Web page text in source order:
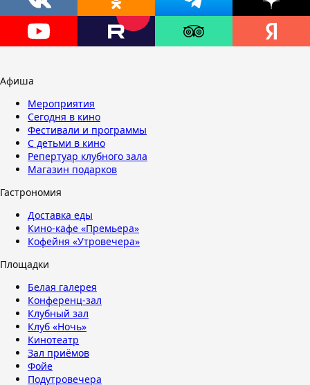
Афиша
Мероприятия
Сегодня в кино
Фестивали и программы
С детьми в кино
Репертуар клубного зала
Магазин подарков
Гастрономия
Доставка еды
Кино-кафе «Премьера»
Кофейня «Утровечера»
Площадки
Белая галерея
Конференц-зал
Клубный зал
Клуб «Ночь»
Кинотеатр
Зал приёмов
Фойе
Подутровечера